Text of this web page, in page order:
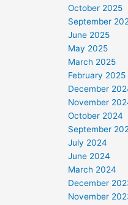
October 2025
September
June 2025
May 2025
March 2025
February 2025
December
November
October 2024
September
July 2024
June 2024
March 2024
December
November